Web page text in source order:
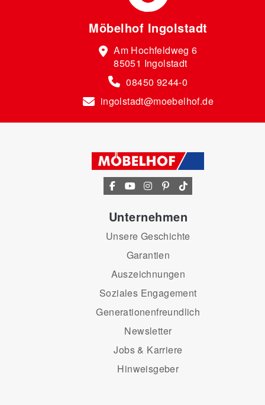
Möbelhof Ingolstadt
Am Hochfeldweg 6
85051 Ingolstadt
08450 9244-0
ingolstadt@moebelhof.de
Unternehmen
Unsere Geschichte
Garantien
Auszeichnungen
Soziales Engagement
Generationenfreundlich
Newsletter
Jobs & Karriere
Hinweisgeber